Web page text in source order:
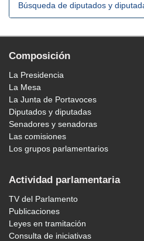
Búsqueda de diputados y
Composición
La Presidencia
La Mesa
La Junta de Portavoces
Diputados y diputadas
Senadores y senadoras
Las comisiones
Los grupos parlamentarios
Actividad parlamentaria
TV del Parlamento
Publicaciones
Leyes en tramitación
Consulta de iniciativas